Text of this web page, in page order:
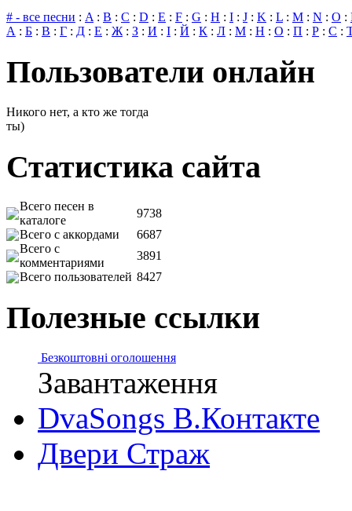
# - все песни : A : B : C : D : E : F : G : H : I : J : K : L : M : N : O :
А : Б : В : Г : Д : Е : Ж : З : И : І : Й : К : Л : М : Н : О : П : Р : С :
Пользователи онлайн
Никого нет, а кто же тогда
ты)
Статистика сайта
Всего песен в
каталоге
9738
Всего с аккордами
6687
Всего с
комментариями
3891
Всего пользователей 8427
Полезные ссылки
Безкоштовні оголошення
Завантаження
DvaSongs В.Контакте
Двери Страж